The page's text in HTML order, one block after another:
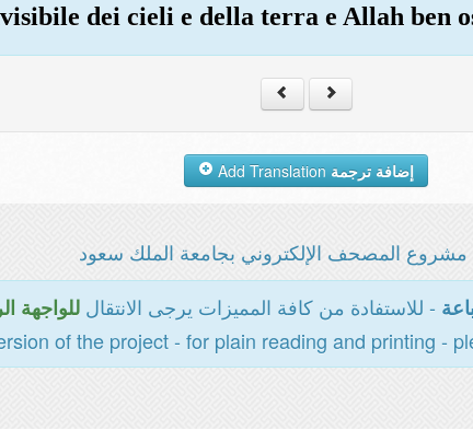
dei cieli e della terra e Allah ben
إضافة ترجمة
مشروع المصحف الإلكتروني بجامعة الملك سعود
- للاستفادة من كافة المميزات يرجى الانتقالللواجهة
of the project - for plain reading and printing -